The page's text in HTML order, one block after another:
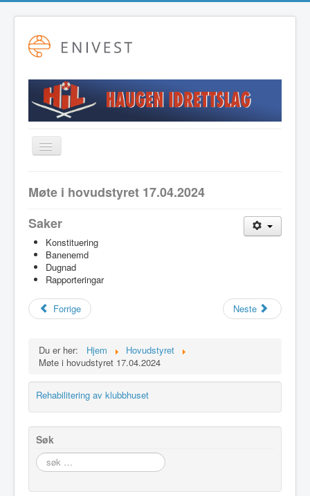
Toggle
Navigation
Fotball
Friidrett
Langrenn
Hovudstyret
Idrettslaget
Klubblokaler
Medlemsskap
Minnefond
Møte i hovudstyret 17.04.2024
Saker
Konstituering
Banenemd
Dugnad
Rapporteringar
Forrige Neste
Du er her: Hjem
Hovudstyret
Møte i hovudstyret 17.04.2024
Rehabilitering av klubbhuset
Søk
søk
…